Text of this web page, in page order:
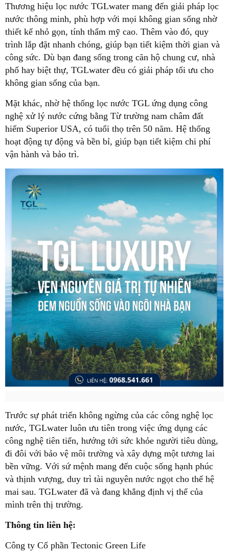
Thương hiệu lọc nước TGLwater mang đến giải pháp lọc
nước thông minh, phù hợp với mọi không gian sống nhờ
thiết kế nhỏ gọn, tính thẩm mỹ cao. Thêm vào đó, quy
trình lắp đặt nhanh chóng, giúp bạn tiết kiệm thời gian và
công sức. Dù bạn đang sống trong căn hộ chung cư, nhà
phố hay biệt thự, TGLwater đều có giải pháp tối ưu cho
không gian sống của bạn.
Mặt khác, nhờ hệ thống lọc nước TGL ứng dụng công
nghệ xử lý nước cứng bằng Từ trường nam châm đất
hiếm Superior USA, có tuổi thọ trên 50 năm. Hệ thống
hoạt động tự động và bền bỉ, giúp bạn tiết kiệm chi phí
vận hành và bảo trì.
Trước sự phát triển không ngừng của các công nghệ lọc
nước, TGLwater luôn ưu tiên trong việc ứng dụng các
công nghệ tiên tiến, hướng tới sức khỏe người tiêu dùng,
đi đôi với bảo vệ môi trường và xây dựng một tương lai
bền vững. Với sứ mệnh mang đến cuộc sống hạnh phúc
và thịnh vượng, duy trì tài nguyên nước ngọt cho thế hệ
mai sau. TGLwater đã và đang khẳng định vị thế của
mình trên thị trường.
Thông tin liên hệ:
Công ty Cổ phần Tectonic Green Life